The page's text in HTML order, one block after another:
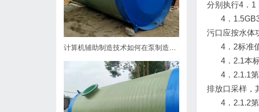
分别执行4．1
4．
污口应按水体
4．2标
4．2.1本标
4．2.1.1第
排放口采样，
4．2.1.2第